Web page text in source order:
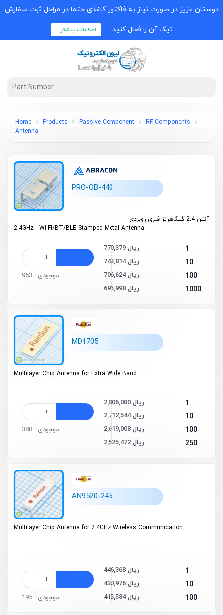
دوستان عزیز در صورت نیاز به فاکتور کاغذی حتما در مراحل ثبت سفارش
تیک آن را فعال کنید. اطلاعات بیشتر...
Home Products Passive Component
RF Components
Antenna
PRO-OB-440
آنتن 2.4 گیگاهرتز فلزی روبردی
2.4GHz - Wi-Fi/BT/BLE Stamped Metal Antenna
1 770,379 ریال
10 743,814 ریال
100 706,624 ریال
1000 695,998 ریال
موجودی : 953
MD1705
Multilayer Chip Antenna for Extra Wide Band
1 2,806,080 ریال
10 2,712,544 ریال
100 2,619,008 ریال
250 2,525,472 ریال
موجودی : 388
AN9520-245
Multilayer Chip Antenna for 2.4GHz Wireless Communication
1 446,368 ریال
10 430,976 ریال
100 415,584 ریال موجودی : 195